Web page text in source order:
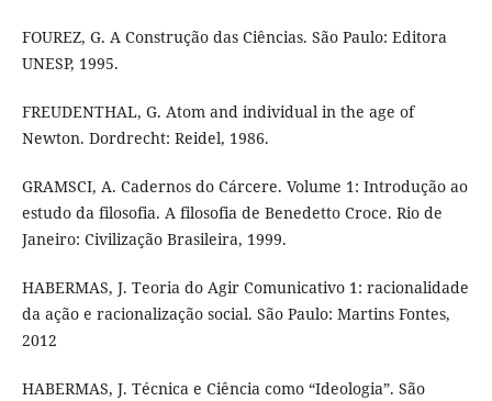
FOUREZ, G. A Construção das Ciências. São Paulo: Editora
UNESP, 1995.
FREUDENTHAL, G. Atom and individual in the age of
Newton. Dordrecht: Reidel, 1986.
GRAMSCI, A. Cadernos do Cárcere. Volume 1: Introdução ao
estudo da filosofia. A filosofia de Benedetto Croce. Rio de
Janeiro: Civilização Brasileira, 1999.
HABERMAS, J. Teoria do Agir Comunicativo 1: racionalidade
da ação e racionalização social. São Paulo: Martins Fontes,
2012
HABERMAS, J. Técnica e Ciência como “Ideologia”. São